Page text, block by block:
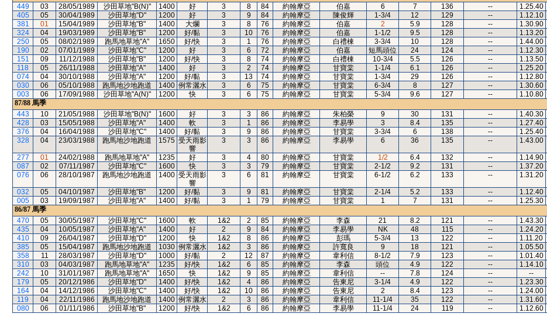
449
03 28/05/1989 沙田草地"B(N)" 1400 好 3 8 84 約翰摩亞 伯嘉 6 7 136 -- 1.25.40
405
05 30/04/1989 沙田草地"D" 1200 好 3 9 84 約翰摩亞 陳俊輝 1-3/4 12 129 -- 1.12.10
381
01 15/04/1989 沙田草地"B" 1400 大爛 3 8 76 約翰摩亞 伯嘉 2 5.9 128 -- 1.30.90
324
04 19/03/1989 沙田草地"B" 1200 好/黏 3 10 76 約翰摩亞 伯嘉 1-1/2 9.5 128 -- 1.13.20
250
05 08/02/1989 跑馬地草地"A" 1650 好/快 3 1 76 約翰摩亞 白禮棟 3-3/4 10 128 -- 1.44.00
190
02 07/01/1989 沙田草地"C" 1200 好 3 6 72 約翰摩亞 伯嘉 短馬頭位 24 124 -- 1.12.30
151
09 11/12/1988 沙田草地"B" 1200 好/快 3 8 74 約翰摩亞 白禮棟 10-3/4 5.5 126 -- 1.13.50
118
05 26/11/1988 沙田草地"A" 1400 好 3 2 74 約翰摩亞 甘寶棠 1-1/4 6.1 126 -- 1.25.20
074
04 30/10/1988 沙田草地"A" 1200 好/黏 3 13 74 約翰摩亞 甘寶棠 1-3/4 29 126 -- 1.12.80
030
06 05/10/1988 跑馬地沙地跑道 1400 例常灑水 3 6 75 約翰摩亞 甘寶棠 6-3/4 8 127 -- 1.30.60
003
06 17/09/1988 沙田草地"A(N)" 1200 快 3 6 75 約翰摩亞 甘寶棠 5-3/4 9.6 127 -- 1.10.80
87/88 馬季
443
10 21/05/1988 沙田草地"B(N)" 1600 好 3 3 86 約翰摩亞 朱柏榮 9 30 131 -- 1.40.30
428
03 15/05/1988 沙田草地"A" 1400 軟 3 1 86 約翰摩亞 李易學 3 8.4 135 -- 1.27.40
376
04 16/04/1988 沙田草地"C" 1400 好/黏 3 9 86 約翰摩亞 甘寶棠 3-3/4 6 138 -- 1.25.40
328
04 23/03/1988 跑馬地沙地跑道 1575 受天雨影
響
3 3 86 約翰摩亞 李易學 6 36 135 -- 1.43.00
277 01 24/02/1988 跑馬地草地"A" 1235 好 3 4 80 約翰摩亞 甘寶棠 1/2 6.4 132 -- 1.14.90
087
02 07/11/1987 沙田草地"C" 1600 快 3 3 79 約翰摩亞 甘寶棠 2-1/2 9.2 131 -- 1.37.20
076
06 28/10/1987 跑馬地沙地跑道 1400 受天雨影
響
3 6 81 約翰摩亞 甘寶棠 6-1/2 6.2 133 -- 1.31.20
032 05 04/10/1987 沙田草地"B" 1200 好/黏 3 9 81 約翰摩亞 甘寶棠 2-1/4 5.2 133 -- 1.12.40
005
03 19/09/1987 沙田草地"A" 1400 好/黏 3 1 79 約翰摩亞 甘寶棠 1 7 131 -- 1.25.30
86/87 馬季
470
05 30/05/1987 沙田草地"C" 1600 軟 1&2 2 85 約翰摩亞 李森 21 8.2 121 -- 1.43.30
435
04 10/05/1987 沙田草地"A" 1400 好 2 9 84 約翰摩亞 李易學 NK 48 115 -- 1.24.20
410
09 26/04/1987 沙田草地"D" 1200 快 1&2 8 86 約翰摩亞 彭瑪 5-3/4 13 122 -- 1.11.20
385
05 15/04/1987 跑馬地沙地跑道 1030 例常灑水 1&2 3 86 約翰摩亞 許寬良 9 18 121 -- 1.05.50
358
11 28/03/1987 沙田草地"D" 1000 好/黏 2 12 87 約翰摩亞 韋利信 8-1/2 7.9 123 -- 1.01.40
310
03 04/03/1987 跑馬地草地"A" 1235 好/快 1&2 6 85 約翰摩亞 李森 頭位 4.9 122 -- 1.14.10
242
10 31/01/1987 跑馬地草地"A" 1650 快 1&2 9 85 約翰摩亞 韋利信 -- 7.8 124 -- --
179
05 20/12/1986 沙田草地"D" 1400 好/快 1&2 4 86 約翰摩亞 告東尼 3-1/4 4.9 122 -- 1.23.30
164
04 14/12/1986 沙田草地"C" 1400 好/快 1&2 10 86 約翰摩亞 告東尼 2 8.4 123 -- 1.24.00
119
04 22/11/1986 跑馬地沙地跑道 1400 例常灑水 2 3 86 約翰摩亞 韋利信 11-1/4 35 122 -- 1.31.60
080
06 01/11/1986 沙田草地"B" 1200 好/快 1&2 6 86 約翰摩亞 李易學 11-1/4 24 119 -- 1.12.60